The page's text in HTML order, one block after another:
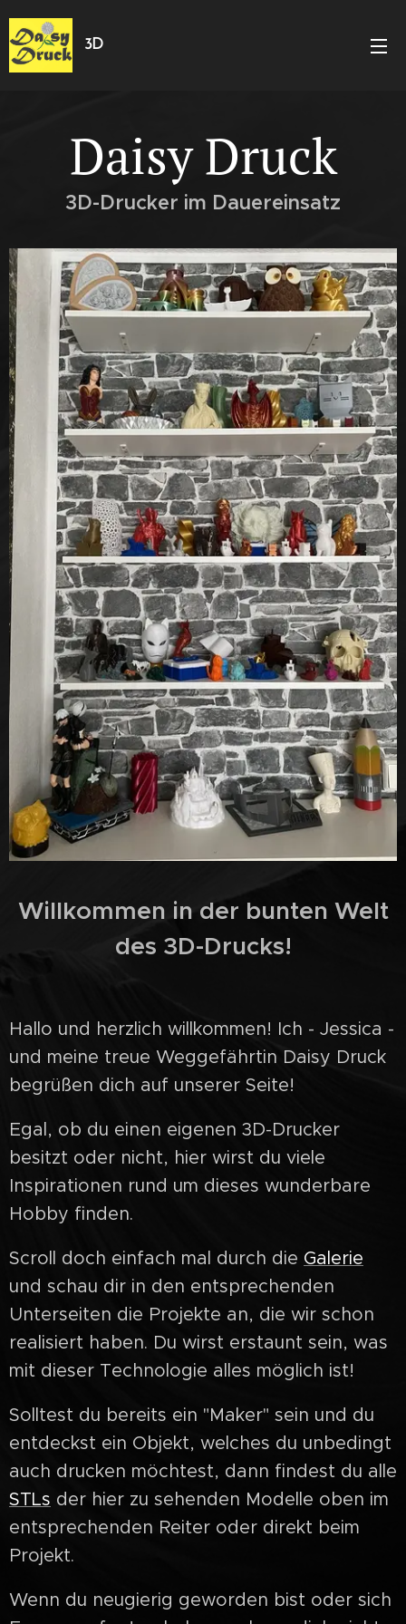
3D
Daisy Druck
3D-Drucker im Dauereinsatz
Willkommen in der bunten Welt
des 3D-Drucks!
Hallo und herzlich willkommen! Ich - Jessica -
und meine treue Weggefährtin Daisy Druck
begrüßen dich auf unserer Seite!
Egal, ob du einen eigenen 3D-Drucker
besitzt oder nicht, hier wirst du viele
Inspirationen rund um dieses wunderbare
Hobby finden.
Scroll doch einfach mal durch die Galerie
und schau dir in den entsprechenden
Unterseiten die Projekte an, die wir schon
realisiert haben. Du wirst erstaunt sein, was
mit dieser Technologie alles möglich ist!
Solltest du bereits ein "Maker" sein und du
entdeckst ein Objekt, welches du unbedingt
auch drucken möchtest, dann findest du alle
STLs der hier zu sehenden Modelle oben im
entsprechenden Reiter oder direkt beim
Projekt.
Wenn du neugierig geworden bist oder sich